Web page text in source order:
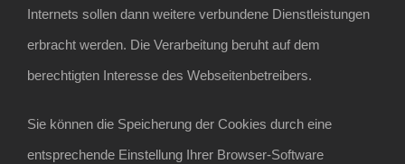
Internets sollen dann weitere verbundene Dienstleistungen
erbracht werden. Die Verarbeitung beruht auf dem
berechtigten Interesse des Webseitenbetreibers.
Sie können die Speicherung der Cookies durch eine
entsprechende Einstellung Ihrer Browser-Software